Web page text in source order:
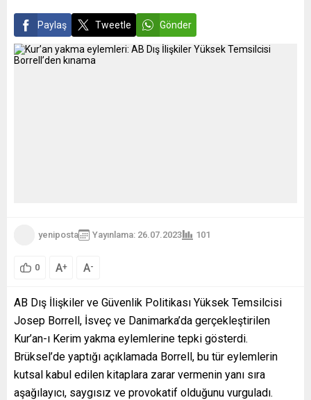
Paylaş Tweetle Gönder
yeniposta Yayınlama: 26.07.2023 101
0 A+ A-
AB Dış İlişkiler ve Güvenlik Politikası Yüksek Temsilcisi
Josep Borrell, İsveç ve Danimarka’da gerçekleştirilen
Kur’an-ı Kerim yakma eylemlerine tepki gösterdi.
Brüksel’de yaptığı açıklamada Borrell, bu tür eylemlerin
kutsal kabul edilen kitaplara zarar vermenin yanı sıra
aşağılayıcı, saygısız ve provokatif olduğunu vurguladı.